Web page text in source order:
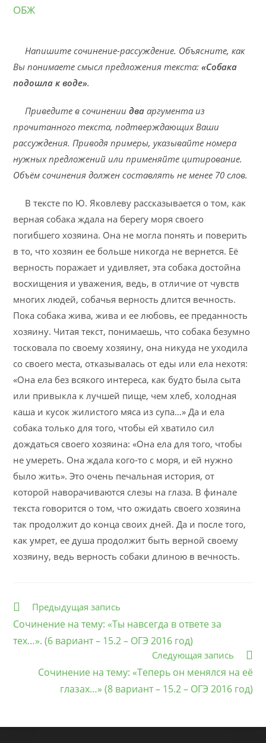
ОБЖ
Напишите сочинение-рассуждение. Объясните, как
Вы понимаете смысл предложения текста:«Собака
подошла к воде».
Приведите в сочинениидва аргумента из
прочитанного текста, подтверждающих Ваши
рассуждения. Приводя примеры, указывайте номера
нужных предложений или применяйте цитирование.
Объём сочинения должен составлять не менее 70 слов.
В тексте по Ю. Яковлеву рассказывается о том, как
верная собака ждала на берегу моря своего
погибшего хозяина. Она не могла понять и поверить
в то, что хозяин ее больше никогда не вернется. Её
верность поражает и удивляет, эта собака достойна
восхищения и уважения, ведь, в отличие от чувств
многих людей, собачья верность длится вечность.
Пока собака жива, жива и ее любовь, ее преданность
хозяину. Читая текст, понимаешь, что собака безумно
тосковала по своему хозяину, она никуда не уходила
со своего места, отказывалась от еды или ела нехотя:
«Она ела без всякого интереса, как будто была сыта
или привыкла к лучшей пище, чем хлеб, холодная
каша и кусок жилистого мяса из супа…» Да и ела
собака только для того, чтобы ей хватило сил
дождаться своего хозяина: «Она ела для того, чтобы
не умереть. Она ждала кого-то с моря, и ей нужно
было жить». Это очень печальная история, от
которой наворачиваются слезы на глаза. В финале
текста говорится о том, что ожидать своего хозяина
так продолжит до конца своих дней. Да и после того,
как умрет, ее душа продолжит быть верной своему
хозяину, ведь верность собаки длиною в вечность.
Еще
Предыдущая запись
Сочинение на тему: «Ты навсегда в ответе за
тех…». (6 вариант – 15.2 – ОГЭ 2016 год)
Следующая запись
Сочинение на тему: «Теперь он менялся на её
глазах…» (8 вариант – 15.2 – ОГЭ 2016 год)